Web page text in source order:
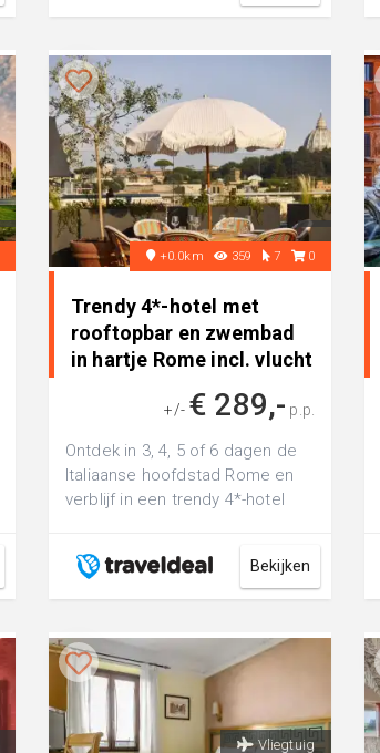
+0.0km 359 7 0
Trendy 4*-hotel met
rooftopbar en zwembad
in hartje Rome incl. vlucht
+/- € 289,- p.p.
Ontdek in 3, 4, 5 of 6 dagen de
Italiaanse hoofdstad Rome en
verblijf in een trendy 4*-hotel
Bekijken
Vliegtuig